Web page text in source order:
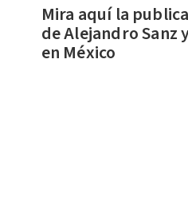
Mira aquí la
deAlejandro Sanz
en México